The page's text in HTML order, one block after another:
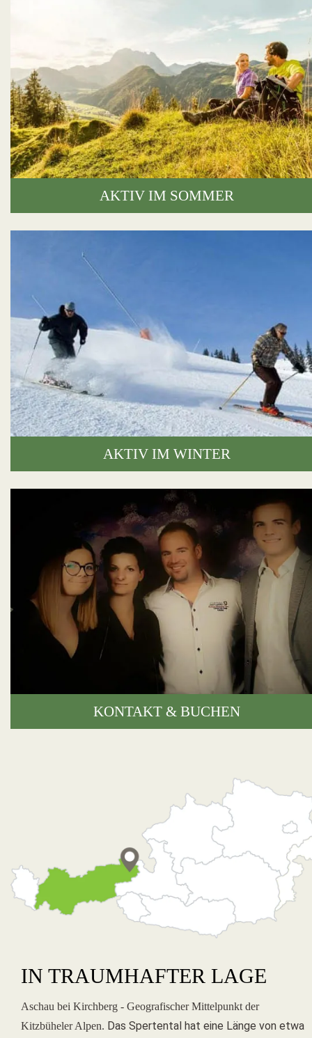
AKTIV IM SOMMER
AKTIV IM WINTER
KONTAKT & BUCHEN
IN TRAUMHAFTER LAGE
Aschau bei Kirchberg - Geografischer Mittelpunkt der
Kitzbüheler Alpen. Das Spertental hat eine Länge von etwa